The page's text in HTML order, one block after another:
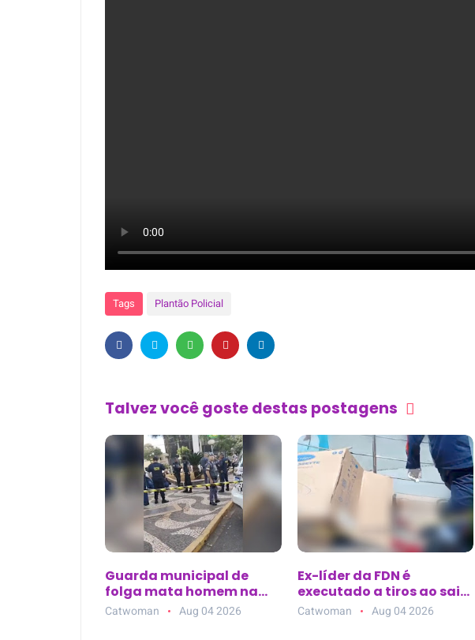
Tags Plantão Policial
Talvez você goste destas postagens
Guarda municipal de
folga mata homem na
Praça Rui Barbosa em
Araçatuba (SP)
Catwoman Aug 04 2026
Ex-líder da FDN é
executado a tiros ao sair
de clínica de estética no
Parque 10, em Manaus
Catwoman Aug 04 2026